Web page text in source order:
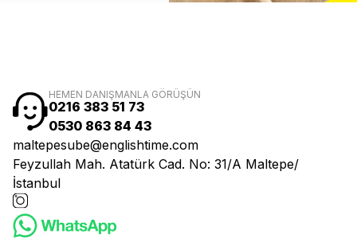
HEMEN DANIŞMANLA GÖRÜŞÜN
0216 383 51 73
0530 863 84 43
maltepesube@englishtime.com
Feyzullah Mah. Atatürk Cad. No: 31/A Maltepe/
İstanbul